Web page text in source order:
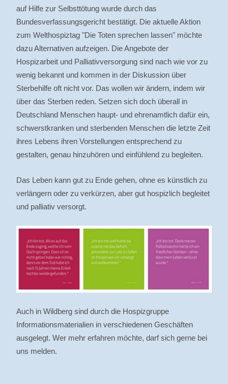
auf Hilfe zur Selbsttötung wurde durch das
Bundesverfassungsgericht bestätigt. Die aktuelle Aktion
zum Welthospiztag "Die Toten sprechen lassen" möchte
dazu Alternativen aufzeigen. Die Angebote der
Hospizarbeit und Palliativversorgung sind nach wie vor zu
wenig bekannt und kommen in der Diskussion über
Sterbehilfe oft nicht vor. Das wollen wir ändern, indem wir
über das Sterben reden. Setzen sich doch überall in
Deutschland Menschen haupt- und ehrenamtlich dafür ein,
schwerstkranken und sterbenden Menschen die letzte Zeit
ihres Lebens ihren Vorstellungen entsprechend zu
gestalten, genau hinzuhören und einfühlend zu begleiten.
Das Leben kann gut zu Ende gehen, ohne es künstlich zu
verlängern oder zu verkürzen, aber gut hospizlich begleitet
und palliativ versorgt.
Auch in Wildberg sind durch die Hospizgruppe
Informationsmaterialien in verschiedenen Geschäften
ausgelegt. Wer mehr erfahren möchte, darf sich gerne bei
uns melden.